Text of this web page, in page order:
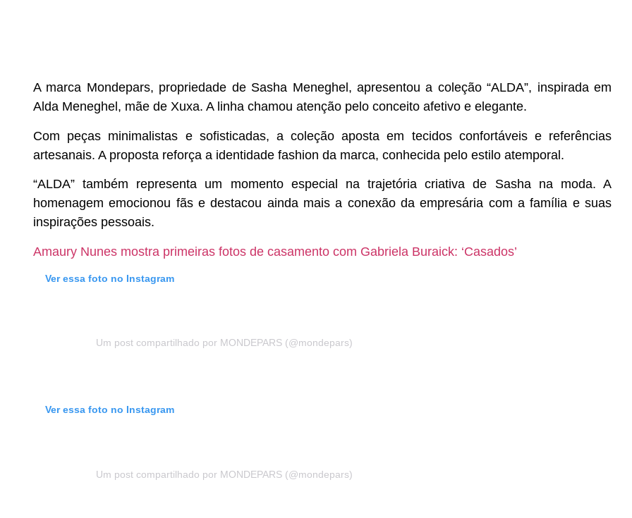
A marca Mondepars, propriedade de Sasha Meneghel, apresentou a coleção “ALDA”, inspirada em
Alda Meneghel, mãe de Xuxa. A linha chamou atenção pelo conceito afetivo e elegante.
Com peças minimalistas e sofisticadas, a coleção aposta em tecidos confortáveis e referências
artesanais. A proposta reforça a identidade fashion da marca, conhecida pelo estilo atemporal.
“ALDA” também representa um momento especial na trajetória criativa de Sasha na moda. A
homenagem emocionou fãs e destacou ainda mais a conexão da empresária com a família e suas
inspirações pessoais.
Amaury Nunes mostra primeiras fotos de casamento com Gabriela Buraick: ‘Casados’
Ver essa foto no Instagram
Um post compartilhado por MONDEPARS (@mondepars)
Ver essa foto no Instagram
Um post compartilhado por MONDEPARS (@mondepars)